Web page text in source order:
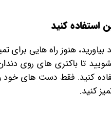
هنوز راه هایی برای
تا باکتری های روی
کنید. فقط دست های خود
کنید.